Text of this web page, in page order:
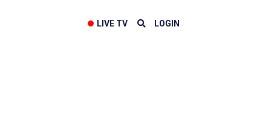
LIVE TV LOGIN